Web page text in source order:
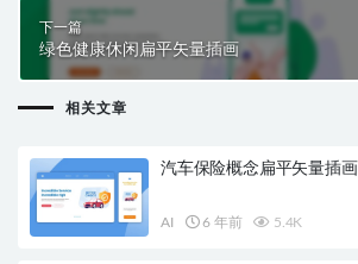
下一篇
绿色健康休闲扁平矢量插画
相关文章
汽车保险概念扁平矢量插画
AI 6 年前 5.4K